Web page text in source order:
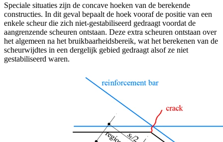
Speciale situaties zijn de concave hoeken van de berekende
constructies. In dit geval bepaalt de hoek vooraf de positie van een
enkele scheur die zich niet-gestabiliseerd gedraagt voordat de
aangrenzende scheuren ontstaan. Deze extra scheuren ontstaan over
het algemeen na het bruikbaarheidsbereik, wat het berekenen van de
scheurwijdtes in een dergelijk gebied gedraagt alsof ze niet
gestabiliseerd waren.